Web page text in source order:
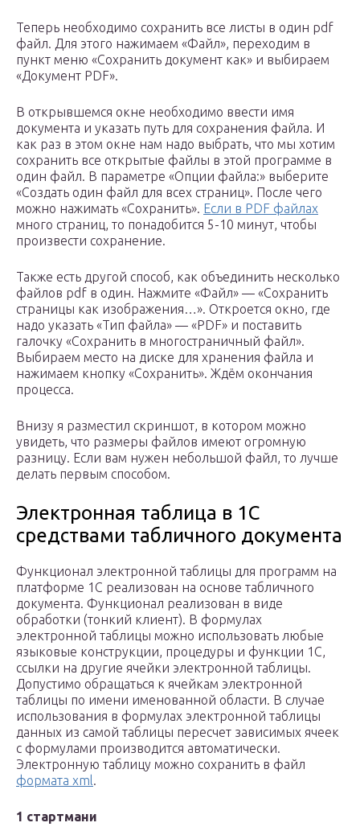
Теперь необходимо сохранить все листы в один pdf
файл. Для этого нажимаем «Файл», переходим в
пункт меню «Сохранить документ как» и выбираем
«Документ PDF».
В открывшемся окне необходимо ввести имя
документа и указать путь для сохранения файла. И
как раз в этом окне нам надо выбрать, что мы хотим
сохранить все открытые файлы в этой программе в
один файл. В параметре «Опции файла:» выберите
«Создать один файл для всех страниц». После чего
можно нажимать «Сохранить». Если в PDF файлах
много страниц, то понадобится 5-10 минут, чтобы
произвести сохранение.
Также есть другой способ, как объединить несколько
файлов pdf в один. Нажмите «Файл» — «Сохранить
страницы как изображения…». Откроется окно, где
надо указать «Тип файла» — «PDF» и поставить
галочку «Сохранить в многостраничный файл».
Выбираем место на диске для хранения файла и
нажимаем кнопку «Сохранить». Ждём окончания
процесса.
Внизу я разместил скриншот, в котором можно
увидеть, что размеры файлов имеют огромную
разницу. Если вам нужен небольшой файл, то лучше
делать первым способом.
Электронная таблица в 1С
средствами табличного документа
Функционал электронной таблицы для программ на
платформе 1С реализован на основе табличного
документа. Функционал реализован в виде
обработки (тонкий клиент). В формулах
электронной таблицы можно использовать любые
языковые конструкции, процедуры и функции 1С,
ссылки на другие ячейки электронной таблицы.
Допустимо обращаться к ячейкам электронной
таблицы по имени именованной области. В случае
использования в формулах электронной таблицы
данных из самой таблицы пересчет зависимых ячеек
с формулами производится автоматически.
Электронную таблицу можно сохранить в файл
формата xml.
1 стартмани